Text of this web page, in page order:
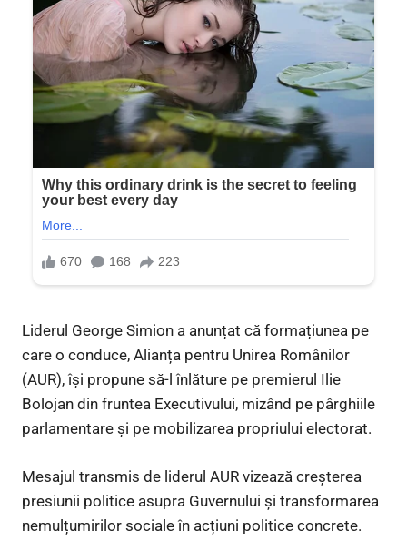
Liderul George Simion a anunțat că formațiunea pe
care o conduce, Alianța pentru Unirea Românilor
(AUR), își propune să-l înlăture pe premierul Ilie
Bolojan din fruntea Executivului, mizând pe pârghiile
parlamentare și pe mobilizarea propriului electorat.
Mesajul transmis de liderul AUR vizează creșterea
presiunii politice asupra Guvernului și transformarea
nemulțumirilor sociale în acțiuni politice concrete.